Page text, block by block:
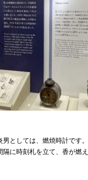
男としては、燃焼時計です
隔に時刻札を立て、香が燃